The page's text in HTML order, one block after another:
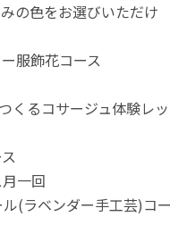
の色をお選びいただけ
服飾花コース
くるコサージュ体験レッ
一回
(ラベンダー手工芸)コー